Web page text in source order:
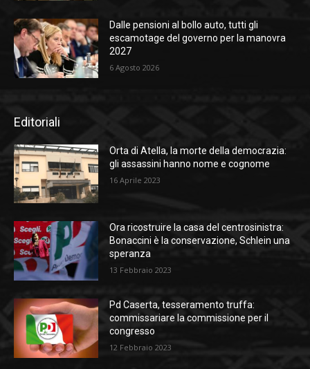
Dalle pensioni al bollo auto, tutti gli
escamotage del governo per la manovra
2027
6 Agosto 2026
Editoriali
Orta di Atella, la morte della democrazia:
gli assassini hanno nome e cognome
16 Aprile 2023
Ora ricostruire la casa del centrosinistra:
Bonaccini è la conservazione, Schlein una
speranza
13 Febbraio 2023
Pd Caserta, tesseramento truffa:
commissariare la commissione per il
congresso
12 Febbraio 2023